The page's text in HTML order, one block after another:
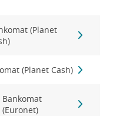
(Planet
(Planet Cash)
Bankomat
(Euronet)